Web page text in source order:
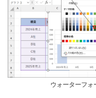
ウォーターフォ